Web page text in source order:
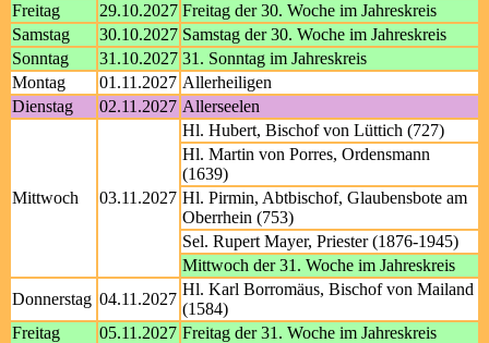
Freitag
29.10.2027 Freitag der 30. Woche im Jahreskreis
Samstag
30.10.2027 Samstag der 30. Woche im Jahreskreis
Sonntag
31.10.2027 31. Sonntag im Jahreskreis
Montag
01.11.2027 Allerheiligen
Dienstag
02.11.2027 Allerseelen
Mittwoch 03.11.2027
Hl. Hubert, Bischof von Lüttich (727)
Hl. Martin von Porres, Ordensmann
(1639)
Hl. Pirmin, Abtbischof, Glaubensbote am
Oberrhein (753)
Sel. Rupert Mayer, Priester (1876-1945)
Mittwoch der 31. Woche im Jahreskreis
Donnerstag 04.11.2027
Hl. Karl Borromäus, Bischof von Mailand
(1584)
Freitag
05.11.2027 Freitag der 31. Woche im Jahreskreis